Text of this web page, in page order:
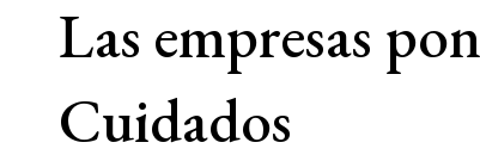
Las empresas
Cuidados